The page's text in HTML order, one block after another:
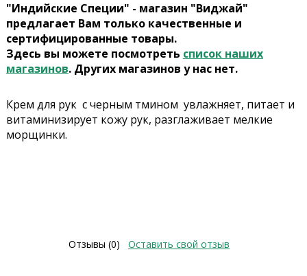
"Индийские Специи" - магазин "Виджай"
предлагает Вам только качественные и
сертифицированные товары.
Здесь вы можете посмотреть список наших
магазинов. Других магазинов у нас нет.
Крем для рук с черным тмином увлажняет, питает и
витаминизирует кожу рук, разглаживает мелкие
морщинки.
Отзывы (0) Оставить свой отзыв